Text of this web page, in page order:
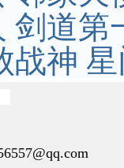
剑道第
战神